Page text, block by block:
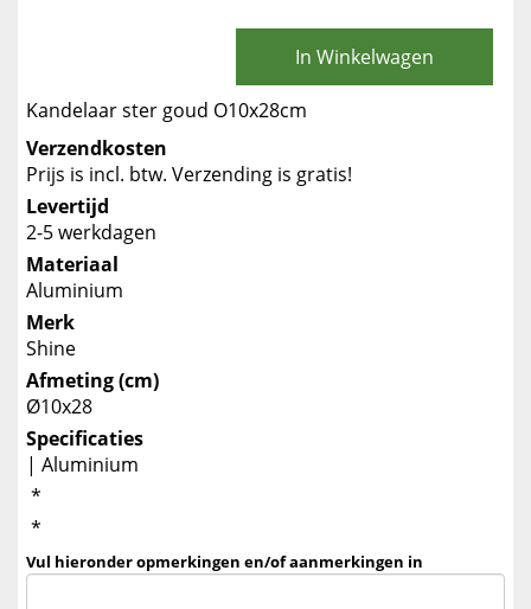
In Winkelwagen
Kandelaar ster goud O10x28cm
Verzendkosten
Prijs is incl. btw. Verzending is gratis!
Levertijd
2-5 werkdagen
Materiaal
Aluminium
Merk
Shine
Afmeting (cm)
Ø10x28
Specificaties
| Aluminium
*
*
Vul hieronder opmerkingen en/of aanmerkingen in